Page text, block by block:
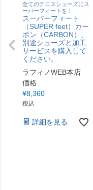
全てのテニスシューズにス
ーパーフィートを！
スーパーフィート
（SUPER feet）カー
ボン（CARBON）、
別途シューズと加工
サービスを購入して
ください。
ラフィノWEB本店
価格
¥8,360
税込
詳細を見る